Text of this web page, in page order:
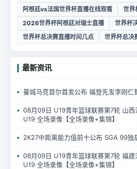
阿根廷vs法国世界杯直播在线观看
世界
2026世界杯阿根廷对瑞士直播
世界杯
世界杯总决赛直播时间几点
世界杯总决
最新资讯
曼城马竞首尔首发公布 福登先发李刚仁
08月09日 U19青年篮球联赛第7轮 山西
U19 全场录像【全场录像+集锦】
2K27中距离能力值前十公布 SGA 99独
08月09日 U19青年篮球联赛第7轮 福
U19 全场录像【全场录像+集锦】